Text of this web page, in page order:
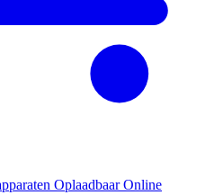
OplaadbaarOnline